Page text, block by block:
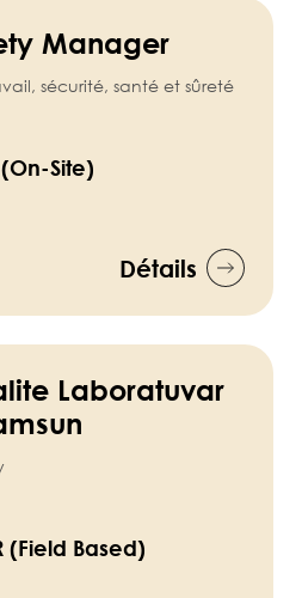
Manager
sécurité, santé et sûreté
Site)
Détails
Laboratuvar
(Field Based)